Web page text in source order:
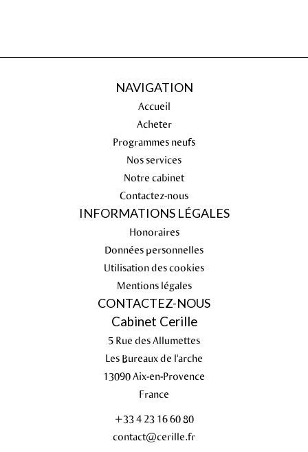
NAVIGATION
Accueil
Acheter
Programmes neufs
Nos services
Notre cabinet
Contactez-nous
INFORMATIONS LÉGALES
Honoraires
Données personnelles
Utilisation des cookies
Mentions légales
CONTACTEZ-NOUS
Cabinet Cerille
5 Rue des Allumettes
Les Bureaux de l'arche
13090Aix-en-Provence
France
+33 4 23 16 60 80
contact@cerille.fr